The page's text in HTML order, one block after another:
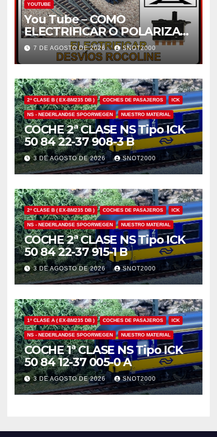
YOUTUBE
You Tube – COMO
ELECTRIFICAR O POLARIZAR
EL CORAZÓN DE UN DESVÍO
ROCOLINE H0 CON UN
MOTOR ROCO 10030
7 DE AGOSTO DE 2026 SNOT2000
2ª CLASE B ( EX-BM235 DB ) COCHES DE PASAJEROS ICK
NS - NEDERLANDSE SPOORWEGEN NUESTRO MATERIAL
COCHE 2ª CLASE NS Tipo ICK
50 84 22-37 908-3 B
3 DE AGOSTO DE 2026 SNOT2000
2ª CLASE B ( EX-BM235 DB ) COCHES DE PASAJEROS ICK
NS - NEDERLANDSE SPOORWEGEN NUESTRO MATERIAL
COCHE 2ª CLASE NS Tipo ICK
50 84 22-37 915-1 B
3 DE AGOSTO DE 2026 SNOT2000
1ª CLASE A ( EX-BM235 DB ) COCHES DE PASAJEROS ICK
NS - NEDERLANDSE SPOORWEGEN NUESTRO MATERIAL
COCHE 1ª CLASE NS Tipo ICK
50 84 12-37 005-0 A
3 DE AGOSTO DE 2026 SNOT2000